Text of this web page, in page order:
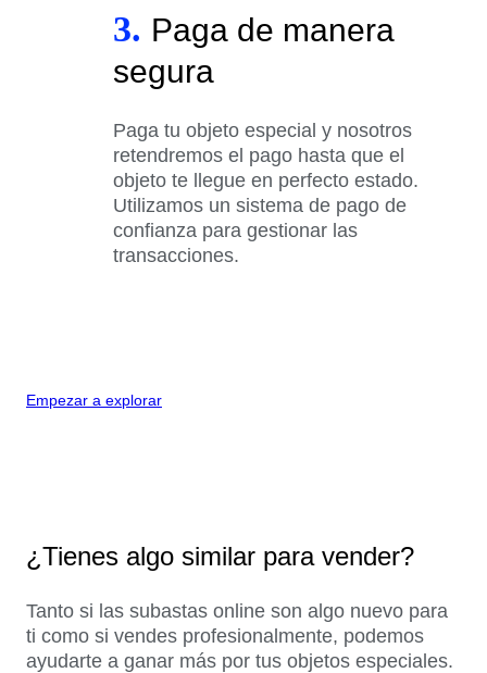
3. Paga de manera
segura
Paga tu objeto especial y nosotros
retendremos el pago hasta que el
objeto te llegue en perfecto estado.
Utilizamos un sistema de pago de
confianza para gestionar las
transacciones.
Empezar a explorar
¿Tienes algo similar para vender?
Tanto si las subastas online son algo nuevo para
ti como si vendes profesionalmente, podemos
ayudarte a ganar más por tus objetos especiales.